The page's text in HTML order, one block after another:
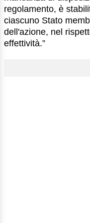
regolamento, è
ciascuno Stato
dell'azione, nel
effettività.”